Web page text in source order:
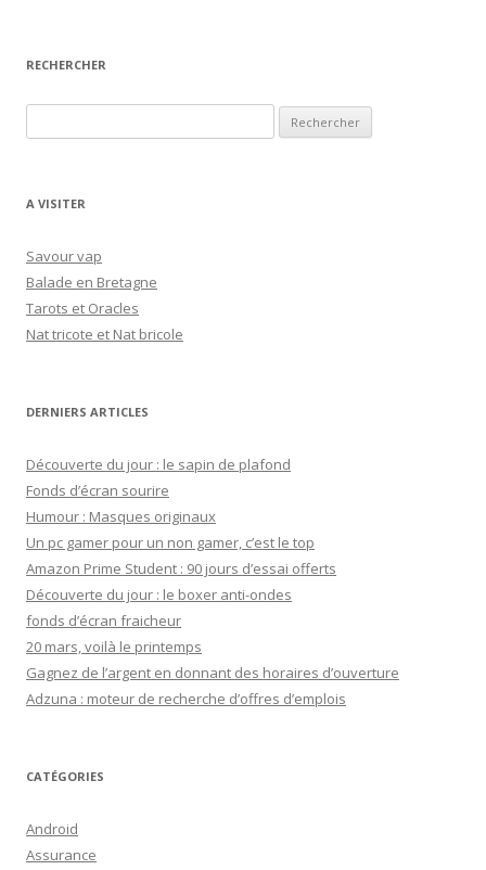
RECHERCHER
e
h
r
c
h
e
:
A VISITER
Savour vap
Balade en Bretagne
Tarots et Oracles
Nat tricote et Nat bricole
DERNIERS ARTICLES
Découverte du jour : le sapin de plafond
Fonds d’écran sourire
Humour : Masques originaux
Un pc gamer pour un non gamer, c’est le top
Amazon Prime Student : 90 jours d’essai offerts
Découverte du jour : le boxer anti-ondes
fonds d’écran fraicheur
20 mars, voilà le printemps
Gagnez de l’argent en donnant des horaires d’ouverture
Adzuna : moteur de recherche d’offres d’emplois
CATÉGORIES
Android
Assurance